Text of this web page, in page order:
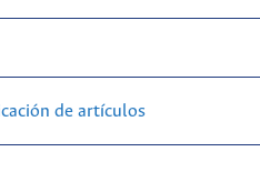
de artículos